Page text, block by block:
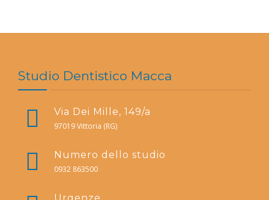
Studio Dentistico Macca
Via Dei Mille, 149/a
97019 Vittoria (RG)
Numero dello studio
0932 863500